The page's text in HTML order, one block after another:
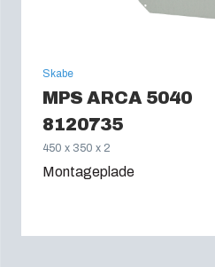
Skabe
MPS ARCA 5040
8120735
450 x 350 x 2
Montageplade